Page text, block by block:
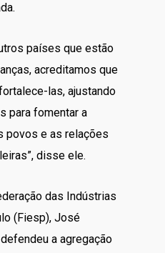
países que estão
acreditamos que
las, ajustando
para fomentar a
povos e as relações
disse ele.
das Indústrias
(Fiesp), José
a agregação